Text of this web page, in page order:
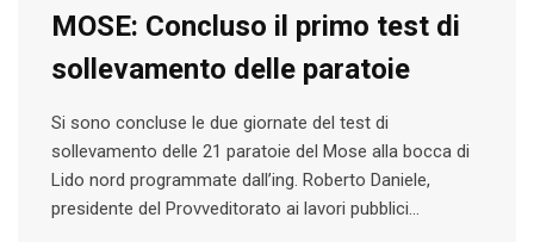
MOSE: Concluso il primo test di
sollevamento delle paratoie
Si sono concluse le due giornate del test di
sollevamento delle 21 paratoie del Mose alla bocca di
Lido nord programmate dall’ing. Roberto Daniele,
presidente del Provveditorato ai lavori pubblici…